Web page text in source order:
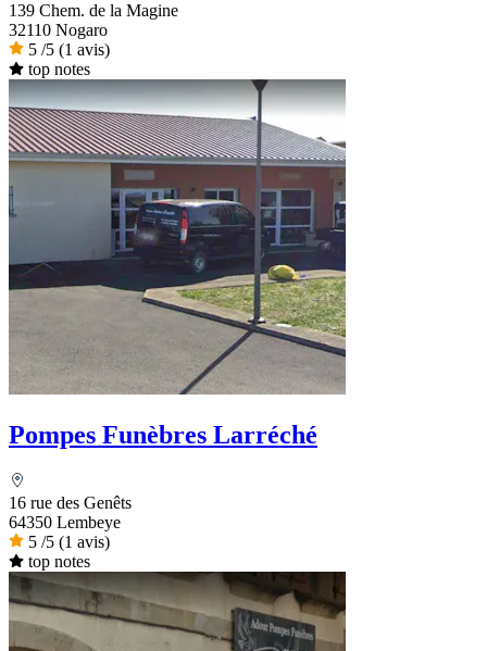
139 Chem. de la Magine
32110 Nogaro
5 /5 (1 avis)
top notes
Pompes Funèbres Larréché
16 rue des Genêts
64350 Lembeye
5 /5 (1 avis)
top notes